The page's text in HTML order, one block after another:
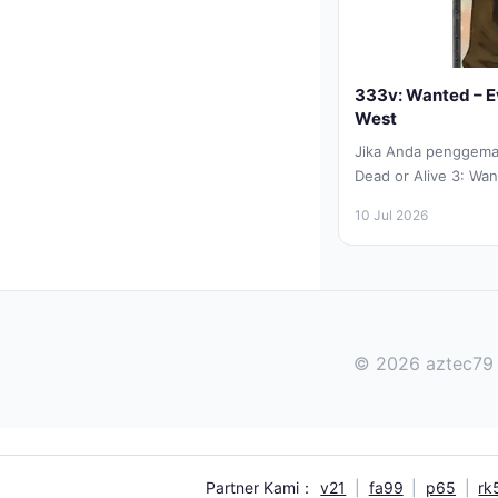
333v: Wanted –
West
Jika Anda
Dead or Alive 3:
10 Jul 2026
© 2026 aztec79
Partner Kami： v21 fa99 p65